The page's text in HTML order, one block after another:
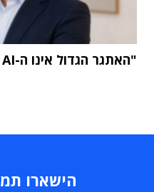
"האתגר הגדול אינו ה-AI אלא הטמעתה בארגון"
הישארו